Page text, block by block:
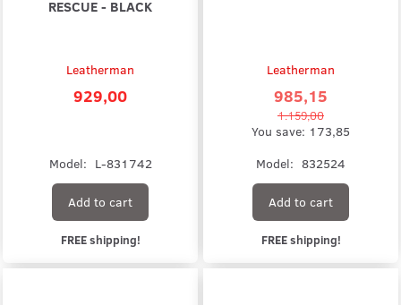
RESCUE - BLACK
Leatherman
929,00
Model: L-831742
Add to cart
FREE shipping!
Leatherman
985,15
1.159,00
You save: 173,85
Model: 832524
Add to cart
FREE shipping!